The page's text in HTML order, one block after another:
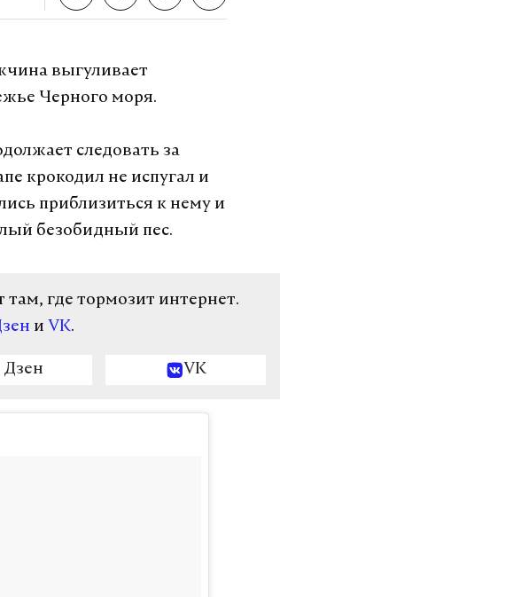
выгуливает
Черного моря.
следовать за
крокодил не испугал и
приблизиться к нему и
безобидный пес.
там, где тормозит интернет.
и VK.
Дзен VK